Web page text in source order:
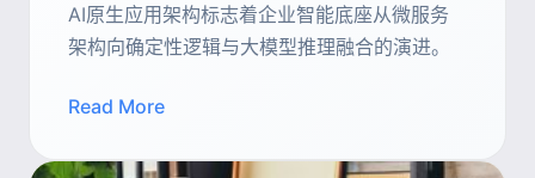
AI原生应用架构标志着企业智能底座从微服务
架构向确定性逻辑与大模型推理融合的演进。
Read More